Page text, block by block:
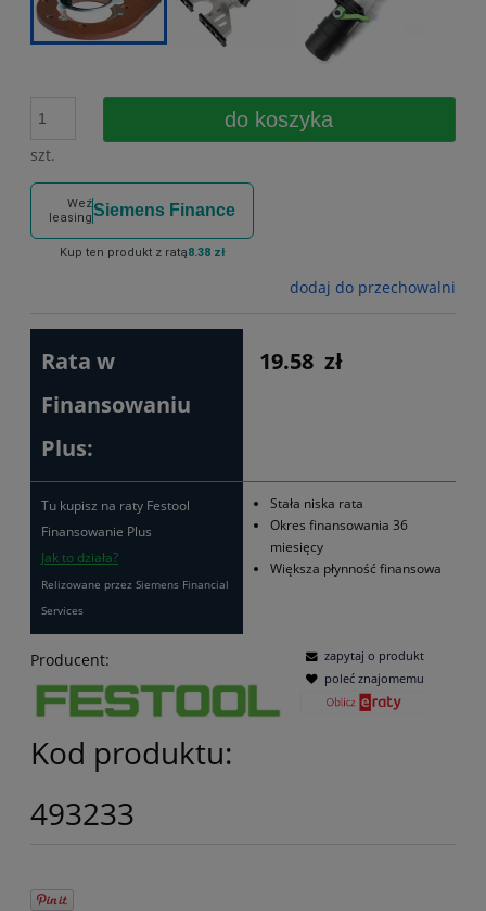
szt.
do koszyka
Weź
leasingSiemens Finance
Kup ten produkt z ratą8.38 zł
dodaj do przechowalni
Rata w
Finansowaniu
Plus:
19.58 zł
Tu kupisz na raty Festool
Finansowanie Plus
Jak to działa?
Relizowane przez Siemens Financial
Services
Stała niska rata
Okres finansowania 36
miesięcy
Większa płynność finansowa
Producent:
Kod produktu:
493233
zapytaj o produkt
poleć znajomemu